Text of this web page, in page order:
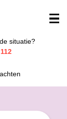
situatie?
112